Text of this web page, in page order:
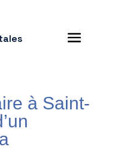
à Saint-